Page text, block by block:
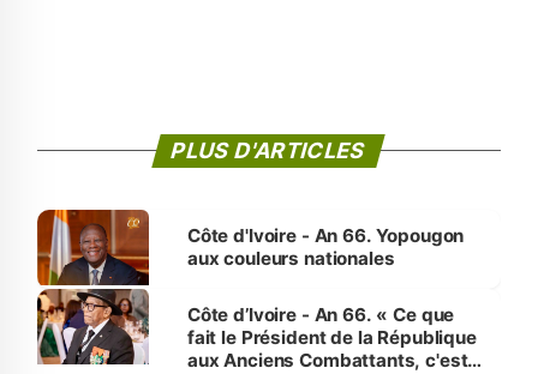
PLUS D'ARTICLES
Côte d'Ivoire - An 66. Yopougon
aux couleurs nationales
Côte d’Ivoire - An 66. « Ce que
fait le Président de la République
aux Anciens Combattants, c'est